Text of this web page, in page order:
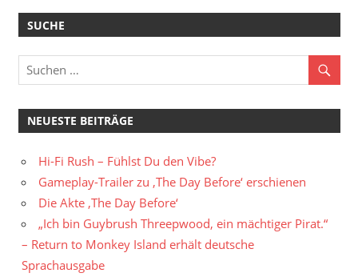
SUCHE
NEUESTE BEITRÄGE
Hi-Fi Rush – Fühlst Du den Vibe?
Gameplay-Trailer zu ‚The Day Before‘ erschienen
Die Akte ‚The Day Before‘
„Ich bin Guybrush Threepwood, ein mächtiger Pirat.“
– Return to Monkey Island erhält deutsche
Sprachausgabe